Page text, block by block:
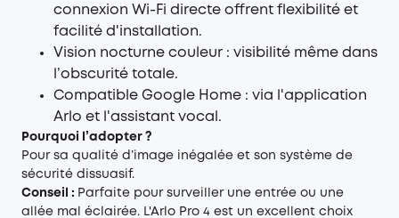
connexion Wi-Fi directe offrent flexibilité et
facilité d'installation.
Vision nocturne couleur : visibilité même dans
l’obscurité totale.
Compatible Google Home : via l'application
Arlo et l'assistant vocal.
Pourquoi l’adopter ?
Pour sa qualité d’image inégalée et son système de
sécurité dissuasif.
Conseil : Parfaite pour surveiller une entrée ou une
allée mal éclairée. L'Arlo Pro 4 est un excellent choix